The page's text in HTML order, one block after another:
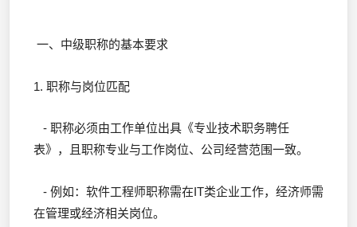
一、中级职称的基本要求
1. 职称与岗位匹配
- 职称必须由工作单位出具《专业技术职务聘任
表》，且职称专业与工作岗位、公司经营范围一致。
- 例如：软件工程师职称需在IT类企业工作，经济师需
在管理或经济相关岗位。